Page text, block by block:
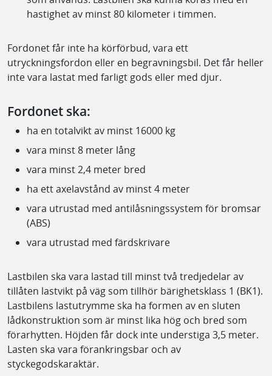
hastighet av minst 80 kilometer i timmen.
Fordonet får inte ha körförbud, vara ett
utryckningsfordon eller en begravningsbil. Det får heller
inte vara lastat med farligt gods eller med djur.
Fordonet ska:
ha en totalvikt av minst 16000 kg
vara minst 8 meter lång
vara minst 2,4 meter bred
ha ett axelavstånd av minst 4 meter
vara utrustad med antilåsningssystem för bromsar
(ABS)
vara utrustad med färdskrivare
Lastbilen ska vara lastad till minst två tredjedelar av
tillåten lastvikt på väg som tillhör bärighetsklass 1 (BK1).
Lastbilens lastutrymme ska ha formen av en sluten
lådkonstruktion som är minst lika hög och bred som
förarhytten. Höjden får dock inte understiga 3,5 meter.
Lasten ska vara förankringsbar och av
styckegodskaraktär.